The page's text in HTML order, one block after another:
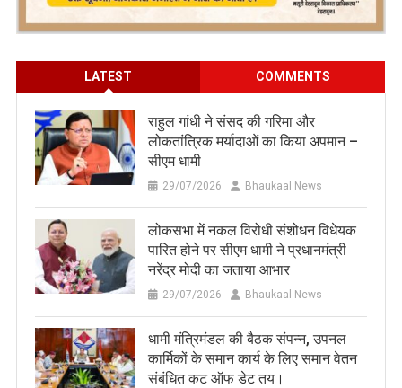
LATEST COMMENTS
राहुल गांधी ने संसद की गरिमा और
लोकतांत्रिक मर्यादाओं का किया अपमान –
सीएम धामी
29/07/2026 Bhaukaal News
लोकसभा में नकल विरोधी संशोधन विधेयक
पारित होने पर सीएम धामी ने प्रधानमंत्री
नरेंद्र मोदी का जताया आभार
29/07/2026 Bhaukaal News
धामी मंत्रिमंडल की बैठक संपन्न, उपनल
कार्मिकों के समान कार्य के लिए समान वेतन
संबंधित कट ऑफ डेट तय।